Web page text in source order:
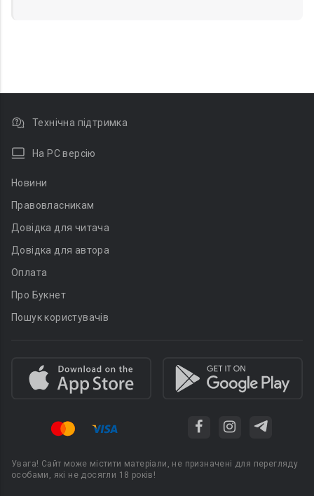
Технічна підтримка
На PC версію
Новини
Правовласникам
Довідка для читача
Довідка для автора
Оплата
Про Букнет
Пошук користувачів
Увага! Сайт може містити матеріали, не призначені для перегляду
особами, які не досягли 18 років!